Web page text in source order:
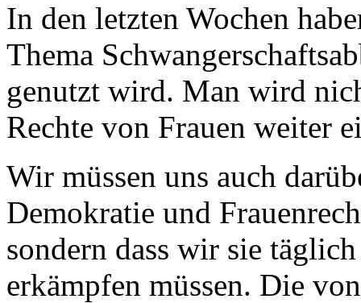
In den letzten Wochen
Thema
genutzt wird. Man wird
Rechte von Frauen weiter
Wir müssen uns auch
Demokratie und
sondern dass wir sie
erkämpfen müssen. Die